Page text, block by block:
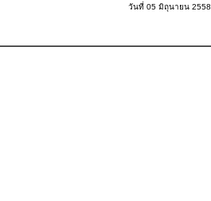
วันที่ 05 มิถุนายน 2558